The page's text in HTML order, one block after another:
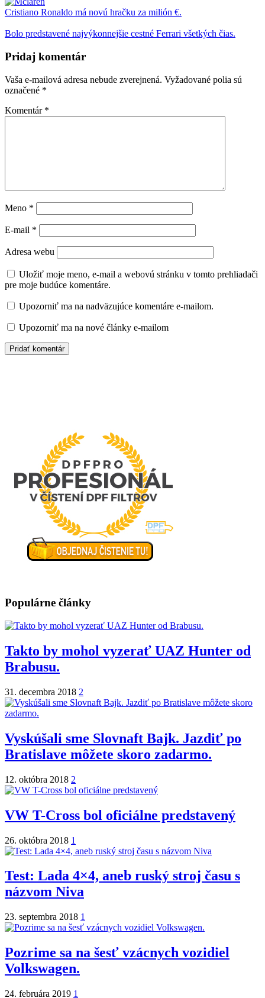
Cristiano Ronaldo má novú hračku za milión €.
Bolo predstavené najvýkonnejšie cestné Ferrari všetkých čias.
Pridaj komentár
Vaša e-mailová adresa nebude zverejnená. Vyžadované polia sú
označené *
Komentár *
Meno *
E-mail *
Adresa webu
Uložiť moje meno, e-mail a webovú stránku v tomto prehliadači
pre moje budúce komentáre.
Upozorniť ma na nadväzujúce komentáre e-mailom.
Upozorniť ma na nové články e-mailom
Populárne články
Takto by mohol vyzerať UAZ Hunter od
Brabusu.
31. decembra 2018 2
Vyskúšali sme Slovnaft Bajk. Jazdiť po
Bratislave môžete skoro zadarmo.
12. októbra 2018 2
VW T-Cross bol oficiálne predstavený
26. októbra 2018 1
Test: Lada 4×4, aneb ruský stroj času s
názvom Niva
23. septembra 2018 1
Pozrime sa na šesť vzácnych vozidiel
Volkswagen.
24. februára 2019 1